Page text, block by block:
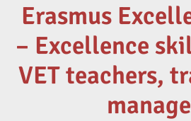
Erasmus
– Excellence
VET teachers,